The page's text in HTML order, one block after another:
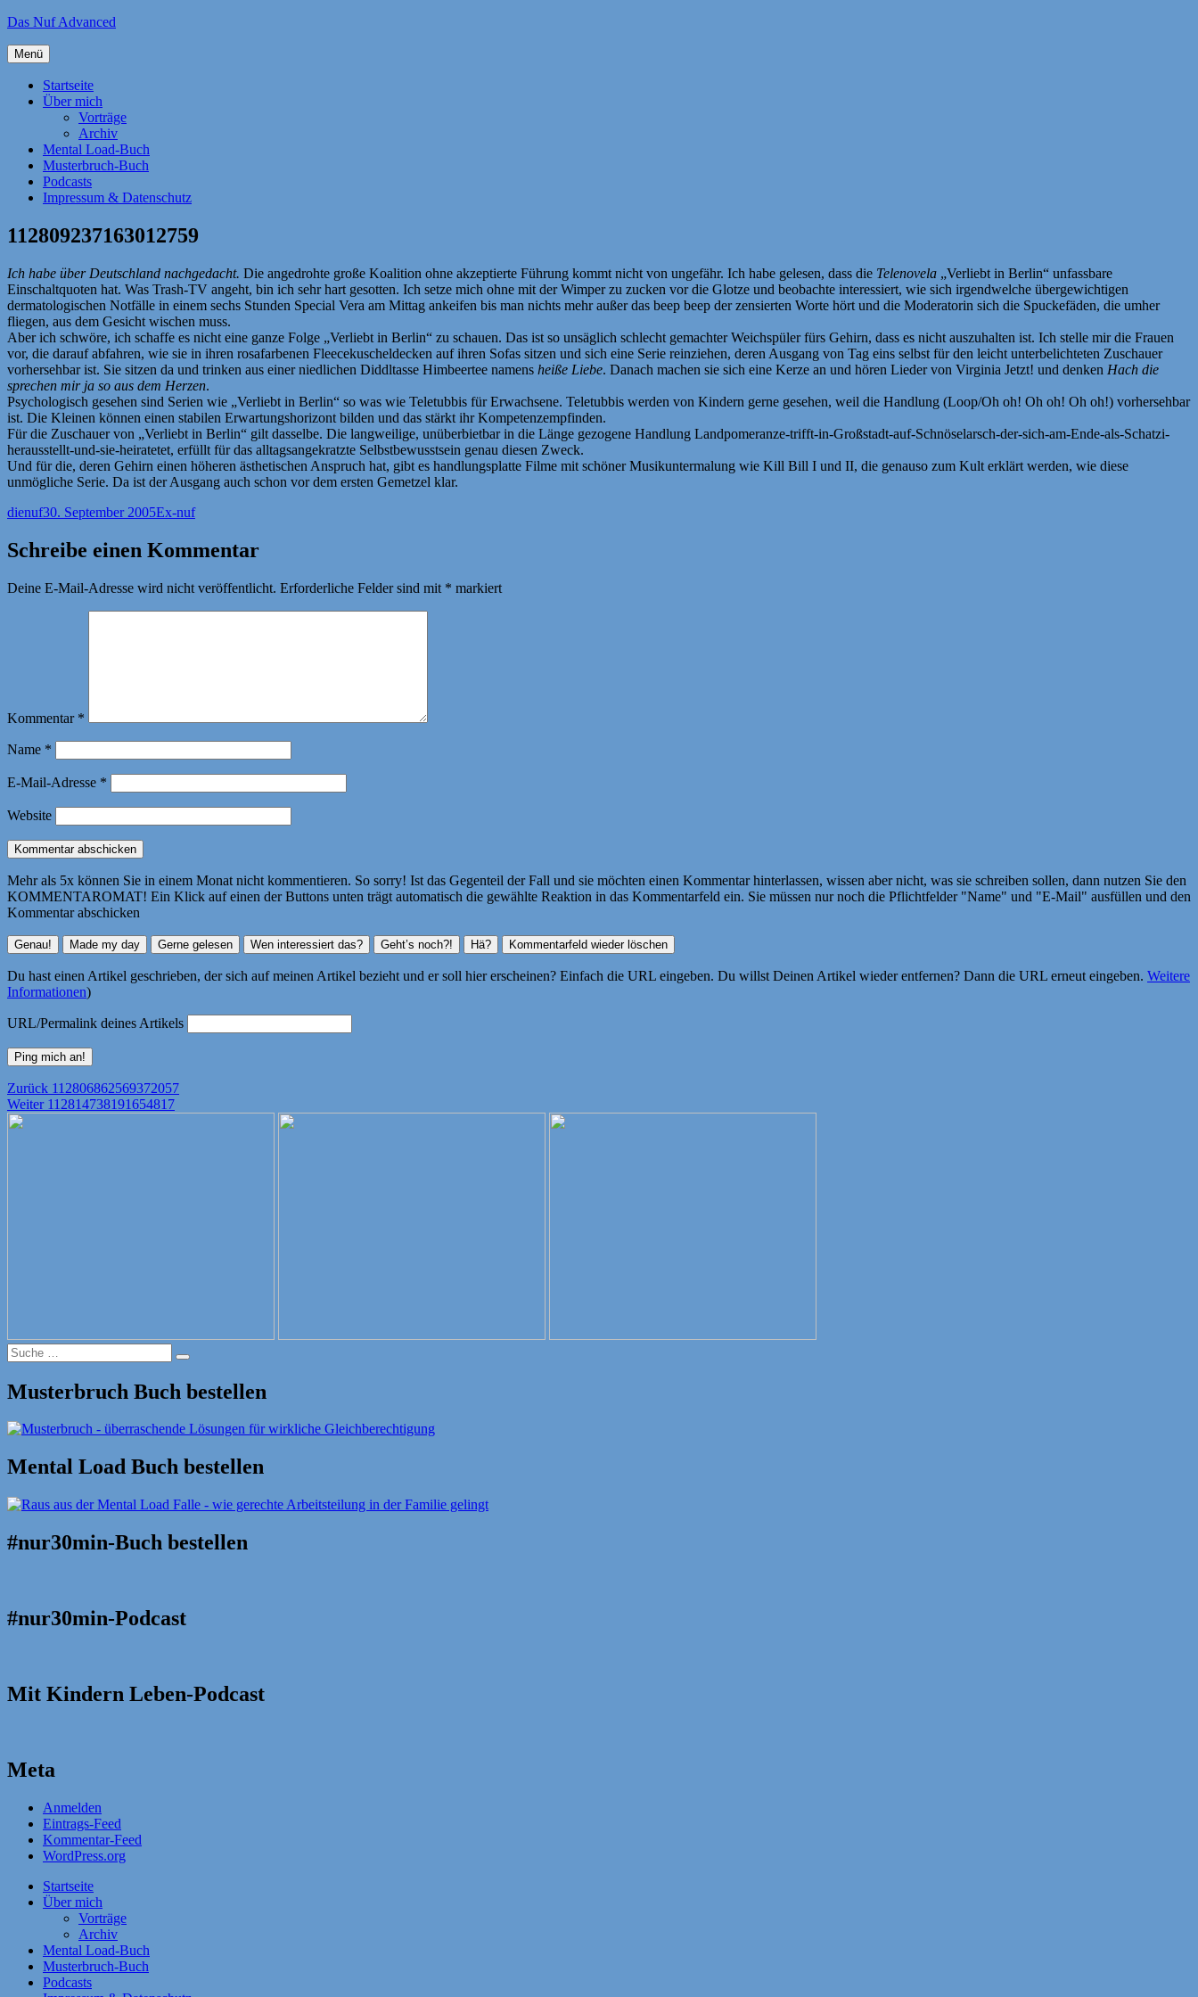
Zum
springen
Das Nuf Advanced
Menü
Startseite
Über mich
Vorträge
Archiv
Mental Load-Buch
Musterbruch-Buch
Podcasts
Impressum & Datenschutz
112809237163012759
Ich habe über Deutschland nachgedacht. Die angedrohte große Koalition ohne akzeptierte Führung kommt nicht von ungefähr. Ich habe gelesen, dass die Telenovela „Verliebt in Berlin“ unfassbare
Einschaltquoten hat. Was Trash-TV angeht, bin ich sehr hart gesotten. Ich setze mich ohne mit der Wimper zu zucken vor die Glotze und beobachte interessiert, wie sich irgendwelche übergewichtigen
dermatologischen Notfälle in einem sechs Stunden Special Vera am Mittag ankeifen bis man nichts mehr außer das beep beep der zensierten Worte hört und die Moderatorin sich die Spuckefäden, die umher
fliegen, aus dem Gesicht wischen muss.
Aber ich schwöre, ich schaffe es nicht eine ganze Folge „Verliebt in Berlin“ zu schauen. Das ist so unsäglich schlecht gemachter Weichspüler fürs Gehirn, dass es nicht auszuhalten ist. Ich stelle mir die Frauen
vor, die darauf abfahren, wie sie in ihren rosafarbenen Fleecekuscheldecken auf ihren Sofas sitzen und sich eine Serie reinziehen, deren Ausgang von Tag eins selbst für den leicht unterbelichteten Zuschauer
vorhersehbar ist. Sie sitzen da und trinken aus einer niedlichen Diddltasse Himbeertee namens heiße Liebe. Danach machen sie sich eine Kerze an und hören Lieder von Virginia Jetzt! und denken Hach die
sprechen mir ja so aus dem Herzen.
Psychologisch gesehen sind Serien wie „Verliebt in Berlin“ so was wie Teletubbis für Erwachsene. Teletubbis werden von Kindern gerne gesehen, weil die Handlung (Loop/Oh oh! Oh oh! Oh oh!) vorhersehbar
ist. Die Kleinen können einen stabilen Erwartungshorizont bilden und das stärkt ihr Kompetenzempfinden.
Für die Zuschauer von „Verliebt in Berlin“ gilt dasselbe. Die langweilige, unüberbietbar in die Länge gezogene Handlung Landpomeranze-trifft-in-Großstadt-auf-Schnöselarsch-der-sich-am-Ende-als-Schatzi-
herausstellt-und-sie-heiratetet, erfüllt für das alltagsangekratzte Selbstbewusstsein genau diesen Zweck.
Und für die, deren Gehirn einen höheren ästhetischen Anspruch hat, gibt es handlungsplatte Filme mit schöner Musikuntermalung wie Kill Bill I und II, die genauso zum Kult erklärt werden, wie diese
unmögliche Serie. Da ist der Ausgang auch schon vor dem ersten Gemetzel klar.
Autor
dienufVeröffentlicht
30. September 2005Kategorien
Ex-nuf
Schreibe einen Kommentar
Deine E-Mail-Adresse wird nicht veröffentlicht. Erforderliche Felder sind mit * markiert
Kommentar *
Name *
E-Mail-Adresse *
Website
Mehr als 5x können Sie in einem Monat nicht kommentieren. So sorry! Ist das Gegenteil der Fall und sie möchten einen Kommentar hinterlassen, wissen aber nicht, was sie schreiben sollen, dann nutzen Sie den
KOMMENTAROMAT! Ein Klick auf einen der Buttons unten trägt automatisch die gewählte Reaktion in das Kommentarfeld ein. Sie müssen nur noch die Pflichtfelder "Name" und "E-Mail" ausfüllen und den
Kommentar abschicken
Du hast einen Artikel geschrieben, der sich auf meinen Artikel bezieht und er soll hier erscheinen? Einfach die URL eingeben. Du willst Deinen Artikel wieder entfernen? Dann die URL erneut eingeben. Weitere
Informationen)
URL/Permalink deines Artikels
Beitragsnavigation
Zurück Vorheriger
Beitrag:
112806862569372057
Weiter Nächster
112814738191654817
Suche
nach:
Suche
Musterbruch Buch bestellen
Mental Load Buch bestellen
#nur30min-Buch bestellen
#nur30min-Podcast
Mit Kindern Leben-Podcast
Meta
Anmelden
Eintrags-Feed
Kommentar-Feed
WordPress.org
Startseite
Über mich
Vorträge
Archiv
Mental Load-Buch
Musterbruch-Buch
Podcasts